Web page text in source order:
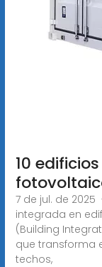
10
7 de jul. de
integrada en
(Building
que transforma
techos,